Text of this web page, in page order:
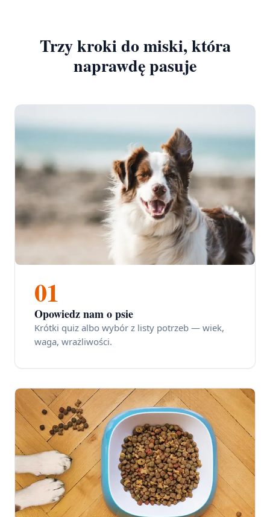
Trzy kroki do miski, która
naprawdę pasuje
01
Opowiedz nam o psie
Krótki quiz albo wybór z listy potrzeb — wiek,
waga, wrażliwości.